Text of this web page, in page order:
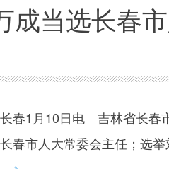
成当选长春
1月10日电 吉林省长春市
春市人大常委会主任；选举